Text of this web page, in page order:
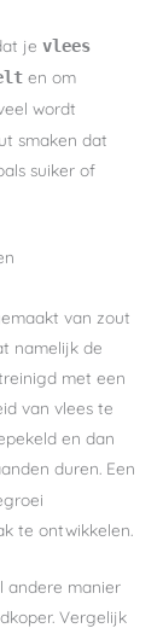
jevlees
en om
wordt
smaken dat
suiker of
van zout
namelijk de
met een
van vlees te
en dan
duren. Een
te ontwikkelen.
andere manier
Vergelijk